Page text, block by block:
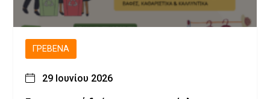
ΓΡΕΒΕΝΆ
29 Ιουνίου 2026